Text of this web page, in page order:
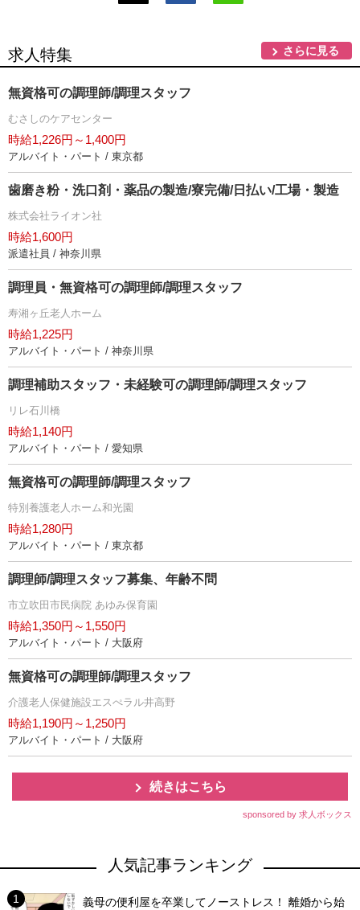
求人特集 さらに見る
無資格可の調理師/調理スタッフ
むさしのケアセンター
時給1,226円～1,400円
アルバイト・パート / 東京都
歯磨き粉・洗口剤・薬品の製造/寮完備/日払い/工場・製造
株式会社ライオン社
時給1,600円
派遣社員 / 神奈川県
調理員・無資格可の調理師/調理スタッフ
寿湘ヶ丘老人ホーム
時給1,225円
アルバイト・パート / 神奈川県
調理補助スタッフ・未経験可の調理師/調理スタッフ
リレ石川橋
時給1,140円
アルバイト・パート / 愛知県
無資格可の調理師/調理スタッフ
特別養護老人ホーム和光園
時給1,280円
アルバイト・パート / 東京都
調理師/調理スタッフ募集、年齢不問
市立吹田市民病院 あゆみ保育園
時給1,350円～1,550円
アルバイト・パート / 大阪府
無資格可の調理師/調理スタッフ
介護老人保健施設エスぺラル井高野
時給1,190円～1,250円
アルバイト・パート / 大阪府
続きはこちら
sponsored by 求人ボックス
人気記事ランキング
義母の便利屋を卒業してノーストレス！ 離婚から始